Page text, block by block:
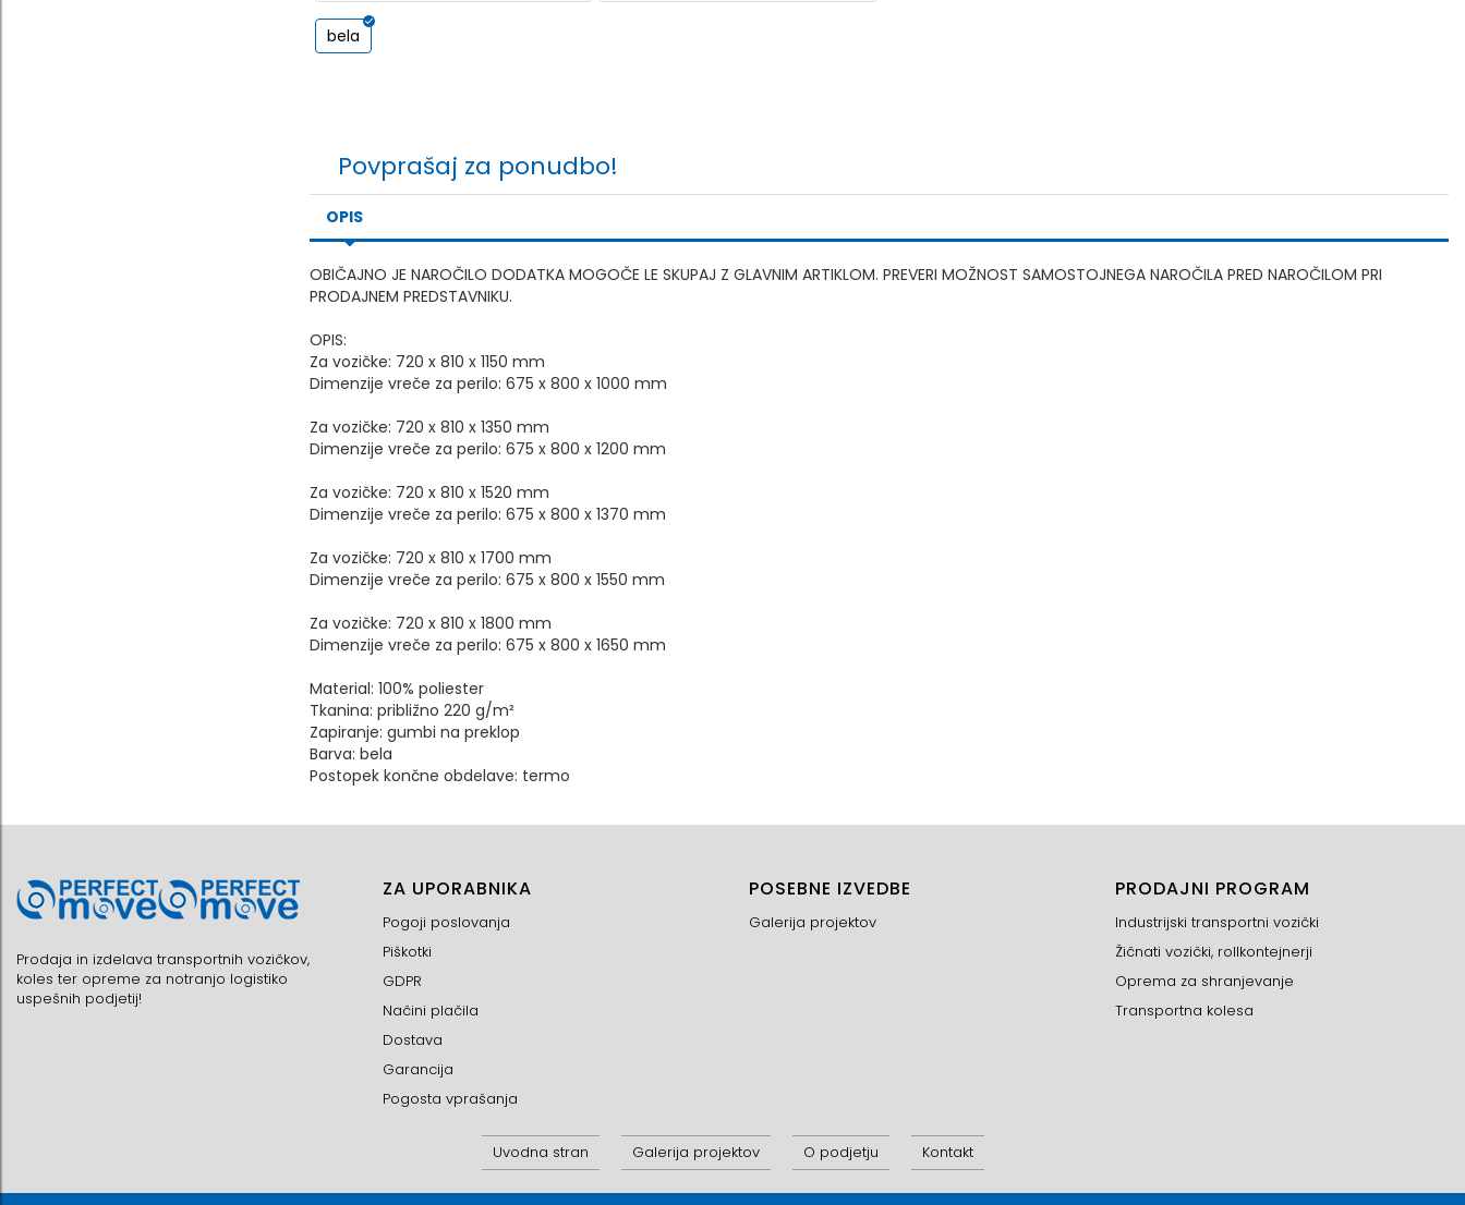
bela
Povprašaj za ponudbo!
OPIS
OBIČAJNO JE NAROČILO DODATKA MOGOČE LE SKUPAJ Z GLAVNIM ARTIKLOM. PREVERI MOŽNOST SAMOSTOJNEGA NAROČILA PRED NAROČILOM PRI
PRODAJNEM PREDSTAVNIKU.
OPIS:
Za vozičke: 720 x 810 x 1150 mm
Dimenzije vreče za perilo: 675 x 800 x 1000 mm
Za vozičke: 720 x 810 x 1350 mm
Dimenzije vreče za perilo: 675 x 800 x 1200 mm
Za vozičke: 720 x 810 x 1520 mm
Dimenzije vreče za perilo: 675 x 800 x 1370 mm
Za vozičke: 720 x 810 x 1700 mm
Dimenzije vreče za perilo: 675 x 800 x 1550 mm
Za vozičke: 720 x 810 x 1800 mm
Dimenzije vreče za perilo: 675 x 800 x 1650 mm
Material: 100% poliester
Tkanina: približno 220 g/m²
Zapiranje: gumbi na preklop
Barva: bela
Postopek končne obdelave: termo
Prodaja in izdelava transportnih vozičkov,
koles ter opreme za notranjo logistiko
uspešnih podjetij!
ZA UPORABNIKA
Pogoji poslovanja
Piškotki
GDPR
Načini plačila
Dostava
Garancija
Pogosta vprašanja
POSEBNE IZVEDBE
Galerija projektov
PRODAJNI PROGRAM
Industrijski transportni vozički
Žičnati vozički, rollkontejnerji
Oprema za shranjevanje
Transportna kolesa
Uvodna stran Galerija projektov O podjetju Kontakt